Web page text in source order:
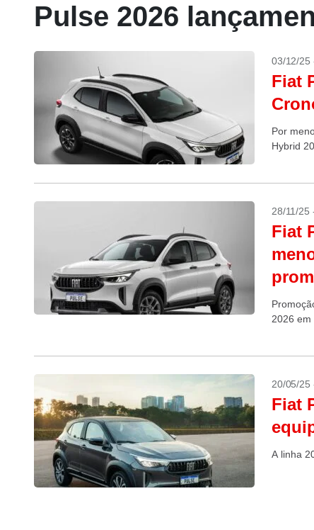
Pulse 2026
03/12/25
Fiat
Por
Hybrid
28/11/25
Fiat
2026 em
20/05/25
Fiat
A linha